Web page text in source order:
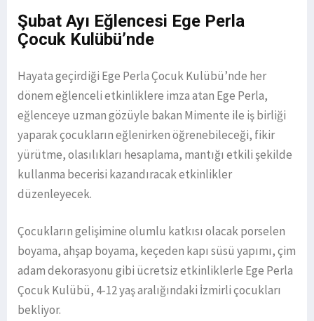
Şubat Ayı Eğlencesi Ege Perla
Çocuk Kulübü’nde
Hayata geçirdiği Ege Perla Çocuk Kulübü’nde her
dönem eğlenceli etkinliklere imza atan Ege Perla,
eğlenceye uzman gözüyle bakan Mimente ile iş birliği
yaparak çocukların eğlenirken öğrenebileceği, fikir
yürütme, olasılıkları hesaplama, mantığı etkili şekilde
kullanma becerisi kazandıracak etkinlikler
düzenleyecek.
Çocukların gelişimine olumlu katkısı olacak porselen
boyama, ahşap boyama, keçeden kapı süsü yapımı, çim
adam dekorasyonu gibi ücretsiz etkinliklerle Ege Perla
Çocuk Kulübü, 4-12 yaş aralığındaki İzmirli çocukları
bekliyor.